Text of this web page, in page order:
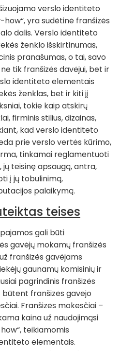
verslo identiteto
yra sudėtinė franšizės
dalis. Verslo identiteto
ženklo išskirtinumas,
pranašumas, o tai, savo
tik franšizės davėjui, bet ir
identiteto elementais
ženklas, bet ir kiti jį
tokie kaip atskirų
firminis stilius, dizainas,
kad verslo identiteto
prie verslo vertės kūrimo,
tinkamai reglamentuoti
teisinę apsaugą, antra,
į jų tobulinimą,
palaikymą.
teises
gali būti
gavėjų mokamų franšizės
franšizės gavėjams
gaunamų komisinių ir
pagrindinis franšizės
franšizės gavėjo
Franšizės mokesčiai –
kaina už naudojimąsi
teikiamomis
elementais.